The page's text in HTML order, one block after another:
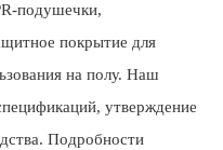
подушечки,
покрытие для
на полу. Наш
утверждение
Подробности